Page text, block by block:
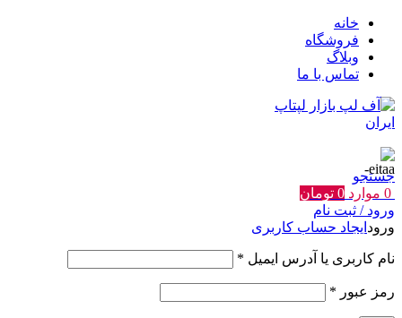
خانه
فروشگاه
وبلاگ
تماس با ما
جستجو
0 موارد 0 تومان
ورود / ثبت نام
ورود ایجاد حساب کاربری
نام کاربری یا آدرس ایمیل *
رمز عبور *